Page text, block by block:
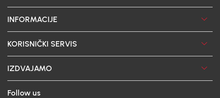
INFORMACIJE
KORISNIČKI SERVIS
IZDVAJAMO
Follow us